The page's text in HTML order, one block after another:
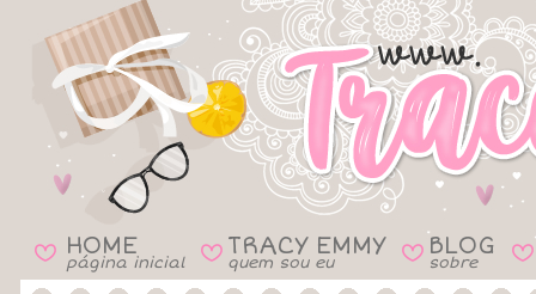
B HOME
página inicial B TRACY EMMY
quem sou eu B BLOG
sobre B